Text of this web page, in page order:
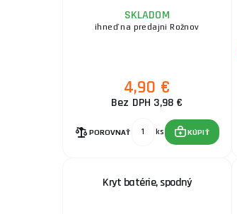
SKLADOM
ihneď na predajni Rožnov
4,90 €
Bez DPH 3,98 €
POROVNAŤ ks KÚPIŤ
Kryt batérie, spodný